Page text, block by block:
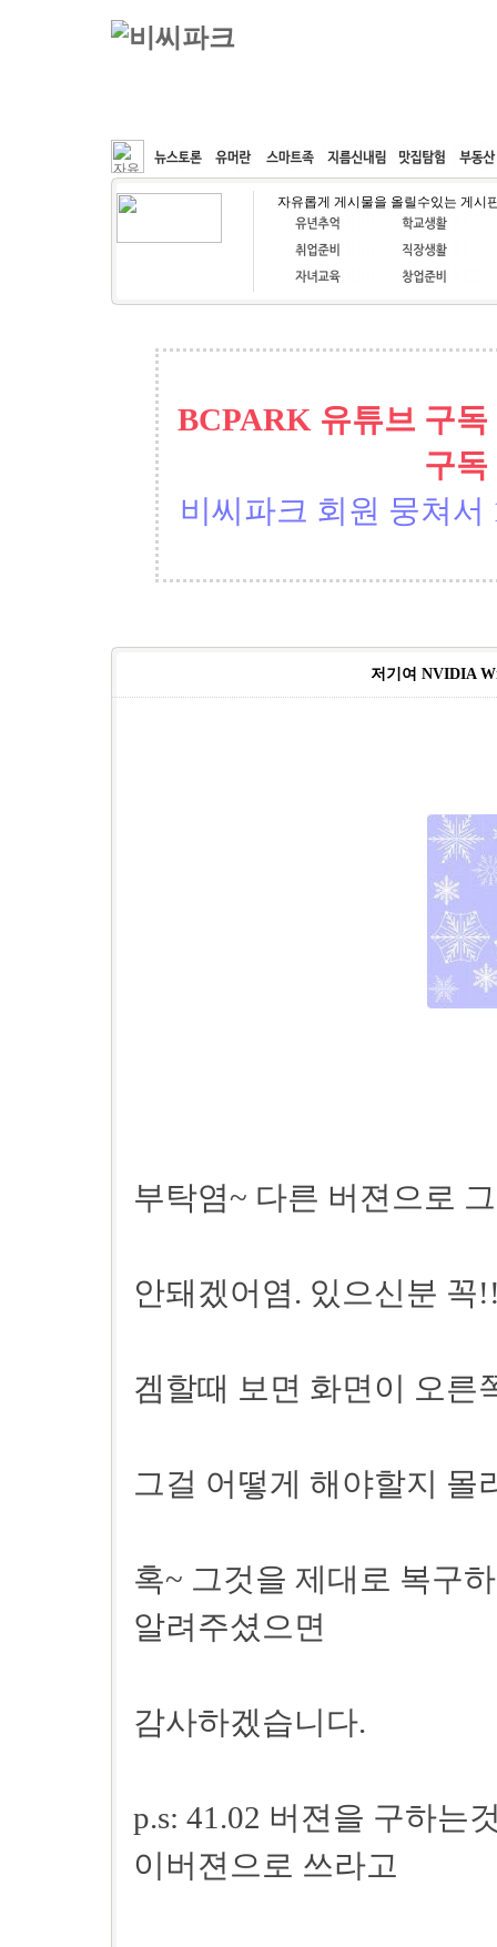
커뮤니티 속도패치 웹호스팅 공동구매
자유롭게 게시물을 올릴수있는 게시
BCPARK 유튜브 구
구독
비씨파크 회원 뭉쳐서
저기여 NVIDIA
부탁염~ 다른 버젼으로
안돼겠어염. 있으신분 꼭
겜할때 보면 화면이 오른
그걸 어떻게 해야할지 몰
혹~ 그것을 제대로 복구
알려주셨으면
감사하겠습니다.
p.s: 41.02 버젼을 구하는
이버젼으로 쓰라고